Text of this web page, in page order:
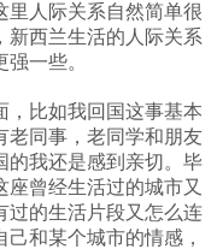
里人际关系自然简单很
新西兰生活的人际关系
一些。
，比如我回国这事基本
老同事，老同学和朋友
的我还是感到亲切。毕
曾经生活过的城市又
过的生活片段又怎么连
和某个城市的情感，